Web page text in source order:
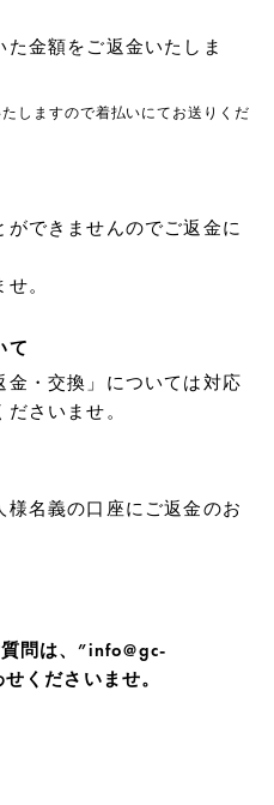
金額をご返金いたしま
しますので着払いにてお送りくだ
できませんのでご返金に
。
て
金・交換」については対応
さいませ。
名義の口座にご返金のお
問は、”info@gc-
くださいませ。